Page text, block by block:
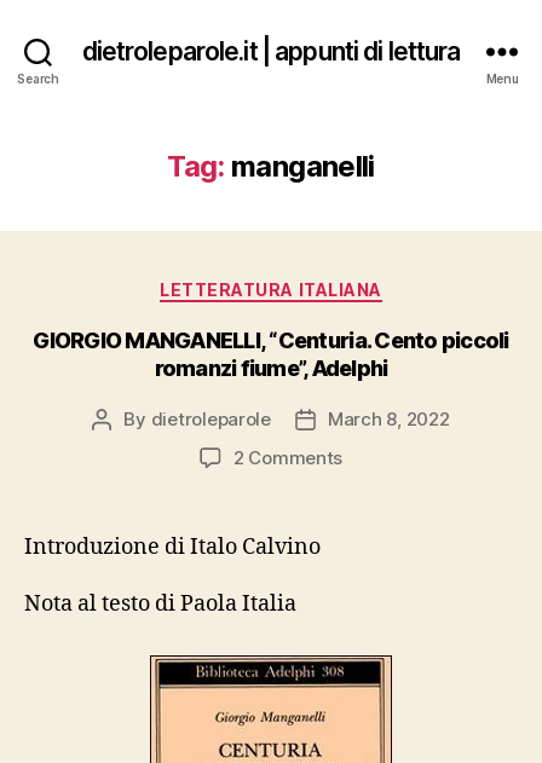
Search
dietroleparole.it | appunti di lettura
Menu
Tag: manganelli
Categories
LETTERATURA ITALIANA
GIORGIO MANGANELLI, “Centuria. Cento piccoli
romanzi fiume”, Adelphi
Post
By dietroleparole
PostMarch 8, 2022
2 Commentson
Adelphi
Introduzione di Italo Calvino
Nota al testo di Paola Italia